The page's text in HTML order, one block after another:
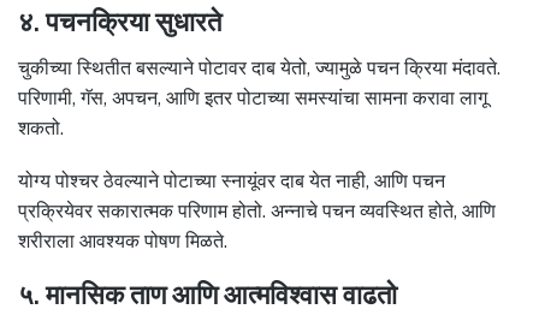
४. पचनक्रिया सुधारते
चुकीच्या स्थितीत बसल्याने पोटावर दाब येतो, ज्यामुळे पचन क्रिया मंदावते.
परिणामी, गॅस, अपचन, आणि इतर पोटाच्या समस्यांचा सामना करावा लागू
शकतो.
योग्य पोश्चर ठेवल्याने पोटाच्या स्नायूंवर दाब येत नाही, आणि पचन
प्रक्रियेवर सकारात्मक परिणाम होतो. अन्नाचे पचन व्यवस्थित होते, आणि
शरीराला आवश्यक पोषण मिळते.
५. मानसिक ताण आणि आत्मविश्वास वाढतो